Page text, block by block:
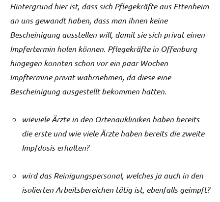
Hintergrund hier ist, dass sich Pflegekräfte aus Ettenheim
an uns gewandt haben, dass man ihnen keine
Bescheinigung ausstellen will, damit sie sich privat einen
Impfertermin holen können. Pflegekräfte in Offenburg
hingegen konnten schon vor ein paar Wochen
Impftermine privat wahrnehmen, da diese eine
Bescheinigung ausgestellt bekommen hatten.
wieviele Ärzte in den Ortenaukliniken haben bereits
die erste und wie viele Ärzte haben bereits die zweite
Impfdosis erhalten?
wird das Reinigungspersonal, welches ja auch in den
isolierten Arbeitsbereichen tätig ist, ebenfalls geimpft?